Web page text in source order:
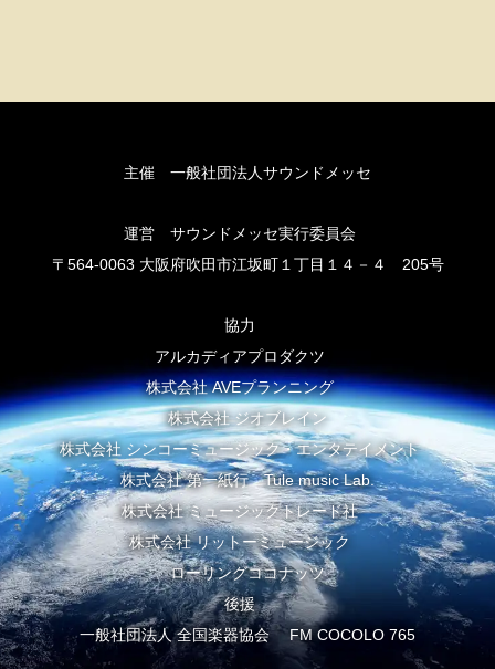
主催 一般社団法人サウンドメッセ
運営 サウンドメッセ実行委員会
〒564-0063 大阪府吹田市江坂町１丁目１４－４ 205号
協力
アルカディアプロダクツ
株式会社 AVEプランニング
株式会社 ジオブレイン
株式会社 シンコーミュージック・エンタテイメント
株式会社 第一紙行 Tule music Lab.
株式会社 ミュージックトレード社
株式会社 リットーミュージック
ローリングココナッツ
後援
一般社団法人 全国楽器協会 FM COCOLO 765